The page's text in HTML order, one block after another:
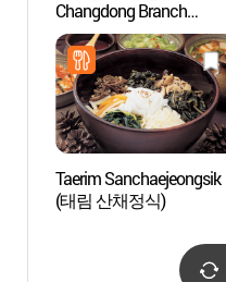
Changdong Branch
(경복궁 창동)
Taerim Sanchaejeongsik
(태림 산채정식)